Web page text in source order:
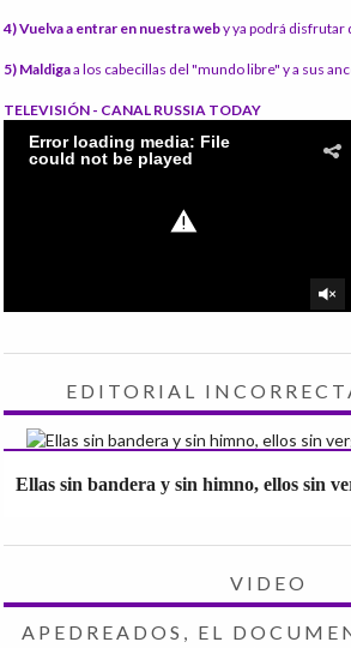
4) Vuelva a entrar en nuestra weby ya podrá disfrutar
5) Maldigaa los cabecillas del "mundo libre" y a sus
TELEVISIÓN - CANAL RUSSIA TODAY
EDITORIAL
Ellas sin bandera y sin himno, ellos sin
VIDEO
APEDREADOS, EL